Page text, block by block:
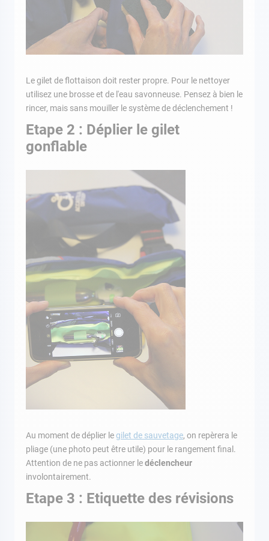
Le gilet de flottaison doit rester propre. Pour le nettoyer
utilisez une brosse et de l'eau savonneuse. Pensez à bien le
rincer, mais sans mouiller le système de déclenchement !
Etape 2 : Déplier le gilet
gonflable
Au moment de déplier legilet de sauvetage, on repèrera le
pliage (une photo peut être utile) pour le rangement final.
Attention de ne pas actionner ledéclencheur
involontairement.
Etape 3 : Etiquette des révisions